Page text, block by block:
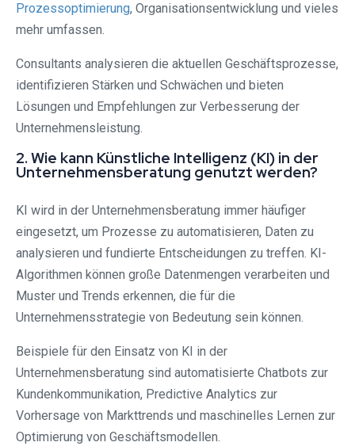
Prozessoptimierung, Organisationsentwicklung und vieles
mehr umfassen.
Consultants analysieren die aktuellen Geschäftsprozesse,
identifizieren Stärken und Schwächen und bieten
Lösungen und Empfehlungen zur Verbesserung der
Unternehmensleistung.
2. Wie kann Künstliche Intelligenz (KI) in der
Unternehmensberatung genutzt werden?
KI wird in der Unternehmensberatung immer häufiger
eingesetzt, um Prozesse zu automatisieren, Daten zu
analysieren und fundierte Entscheidungen zu treffen. KI-
Algorithmen können große Datenmengen verarbeiten und
Muster und Trends erkennen, die für die
Unternehmensstrategie von Bedeutung sein können.
Beispiele für den Einsatz von KI in der
Unternehmensberatung sind automatisierte Chatbots zur
Kundenkommunikation, Predictive Analytics zur
Vorhersage von Markttrends und maschinelles Lernen zur
Optimierung von Geschäftsmodellen.